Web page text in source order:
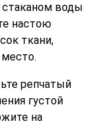
стаканом воды
настою
ткани,
репчатый
густой
на